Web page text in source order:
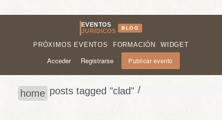
EVENTOS
JURÍDICOS
BLOG
PRÓXIMOS EVENTOS FORMACIÓN WIDGET
Acceder Registrarse Publicar evento
home /
posts tagged "clad"